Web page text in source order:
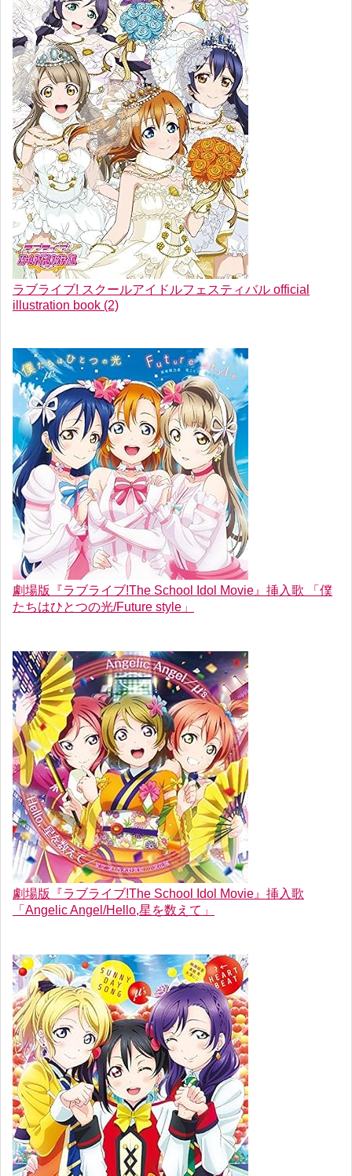
ラブライブ! スクールアイドルフェスティバル official
illustration book (2)
劇場版『ラブライブ!The School Idol Movie』挿入歌 「僕
たちはひとつの光/Future style」
劇場版『ラブライブ!The School Idol Movie』挿入歌
「Angelic Angel/Hello,星を数えて」